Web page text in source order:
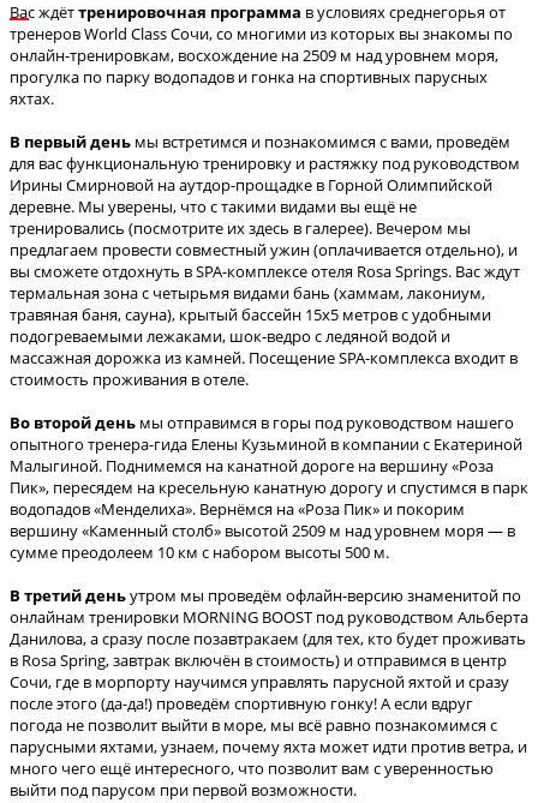
Вас ждёттренировочная программа в условиях среднегорья от
тренеров World Class Сочи, со многими из которых вы знакомы по
онлайн-тренировкам, восхождение на 2509 м над уровнем моря,
прогулка по парку водопадов и гонка на спортивных парусных
яхтах.
В первый день мы встретимся и познакомимся с вами, проведём
для вас функциональную тренировку и растяжку под руководством
Ирины Смирновой на аутдор-прощадке в Горной Олимпийской
деревне. Мы уверены, что с такими видами вы ещё не
тренировались (посмотрите их здесь в галерее). Вечером мы
предлагаем провести совместный ужин (оплачивается отдельно), и
вы сможете отдохнуть в SPA-комплексе отеля Rosa Springs. Вас ждут
термальная зона с четырьмя видами бань (хаммам, лакониум,
травяная баня, сауна), крытый бассейн 15х5 метров с удобными
подогреваемыми лежаками, шок-ведро с ледяной водой и
массажная дорожка из камней. Посещение SPA-комплекса входит в
стоимость проживания в отеле.
Во второй день мы отправимся в горы под руководством нашего
опытного тренера-гида Елены Кузьминой в компании с Екатериной
Малыгиной. Поднимемся на канатной дороге на вершину «Роза
Пик», пересядем на кресельную канатную дорогу и спустимся в парк
водопадов «Менделиха». Вернёмся на «Роза Пик» и покорим
вершину «Каменный столб» высотой 2509 м над уровнем моря — в
сумме преодолеем 10 км с набором высоты 500 м.
В третий деньутром мы проведём офлайн-версию знаменитой по
онлайнам тренировки MORNING BOOST под руководством Альберта
Данилова, а сразу после позавтракаем (для тех, кто будет проживать
в Rosa Spring, завтрак включён в стоимость) и отправимся в центр
Сочи, где в морпорту научимся управлять парусной яхтой и сразу
после этого (да-да!) проведём спортивную гонку! А если вдруг
погода не позволит выйти в море, мы всё равно познакомимся с
парусными яхтами, узнаем, почему яхта может идти против ветра, и
много чего ещё интересного, что позволит вам с уверенностью
выйти под парусом при первой возможности.